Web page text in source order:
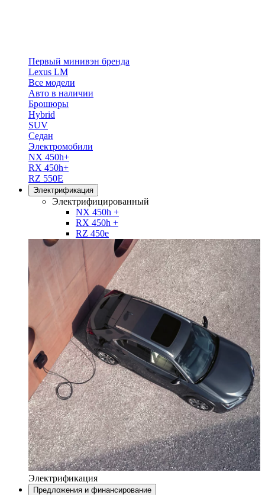
Первый минивэн бренда
Lexus LM
Все модели
Авто в наличии
Брошюры
Hybrid
SUV
Седан
Электромобили
NX 450h+
RX 450h+
RZ 550E
Электрификация
Электрифицированный
NX 450h +
RX 450h +
RZ 450e
Электрификация
Предложения и финансирование